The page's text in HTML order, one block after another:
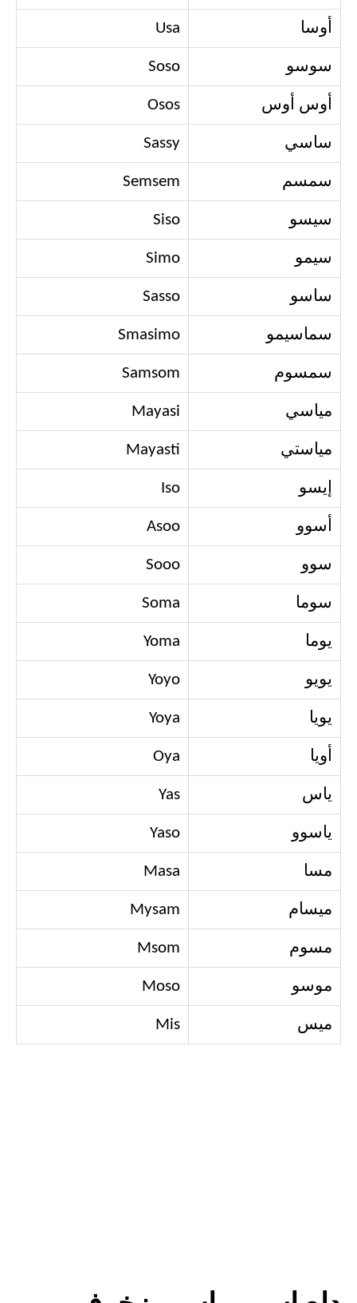
أوسا Usa
سوسو Soso
أوس أوس Osos
ساسي Sassy
سمسم Semsem
سيسو Siso
سيمو Simo
ساسو Sasso
سماسيمو Smasimo
سمسوم Samsom
مياسي Mayasi
مياستي Mayasti
إيسو Iso
أسوو Asoo
سوو Sooo
سوما Soma
يوما Yoma
يويو Yoyo
يويا Yoya
أويا Oya
ياس Yas
ياسوو Yaso
مسا Masa
ميسام Mysam
مسوم Msom
موسو Moso
ميس Mis